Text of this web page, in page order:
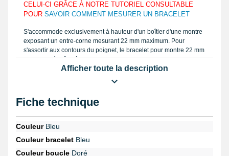
CELUI-CI GRÂCE À NOTRE TUTORIEL CONSULTABLE
POUR SAVOIR COMMENT MESURER UN BRACELET
S'accommode exclusivement à hauteur d'un boîtier d'une montre
exposant un entre-corne mesurant 22 mm maximum. Pour
s'assortir aux contours du poignet, le bracelet pour montre 22 mm
est fabriqué grâce à du silicone. Mesurez la mensuration du
bracelet pour montre que vous décidez réparer tel que la notice
pied à coulisse électronique
fabriqué à l'aide de silicone.
bracelet sur un boîtier d'horlogère. Si vous décidez de sortir un
réparation pas cher avec 2 pompes (6 à 37mm)
de la catégorieoutil horloger
Afficher toute la description
Fiche technique
CouleurBleu
Couleur bracelet Bleu
Couleur boucle Doré